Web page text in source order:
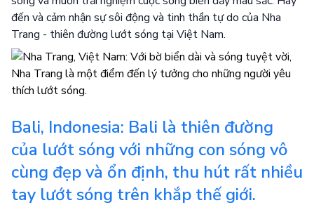
đến và cảm nhận sự sôi động và tinh thần tự do của Nha
Trang - thiên đường lướt sóng tại Việt Nam.
Bali, Indonesia: Bali là thiên đường
của lướt sóng với những con sóng vô
cùng đẹp và ổn định, thu hút rất nhiều
tay lướt sóng trên khắp thế giới.